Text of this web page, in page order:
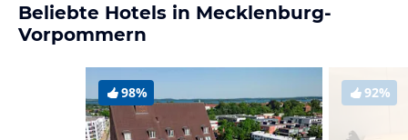
Beliebte Hotels in Mecklenburg-
Vorpommern
98% 92%